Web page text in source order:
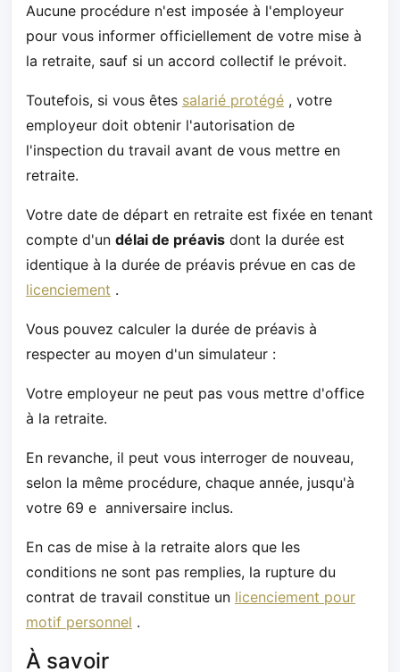
Aucune procédure n'est imposée à l'employeur
pour vous informer officiellement de votre mise à
la retraite, sauf si un accord collectif le prévoit.
Toutefois, si vous êtes salarié protégé , votre
employeur doit obtenir l'autorisation de
l'inspection du travail avant de vous mettre en
retraite.
Votre date de départ en retraite est fixée en tenant
compte d'un délai de préavis dont la durée est
identique à la durée de préavis prévue en cas de
licenciement .
Vous pouvez calculer la durée de préavis à
respecter au moyen d'un simulateur :
Votre employeur ne peut pas vous mettre d'office
à la retraite.
En revanche, il peut vous interroger de nouveau,
selon la même procédure, chaque année, jusqu'à
votre 69 e anniversaire inclus.
En cas de mise à la retraite alors que les
conditions ne sont pas remplies, la rupture du
contrat de travail constitue un licenciement pour
motif personnel .
À savoir